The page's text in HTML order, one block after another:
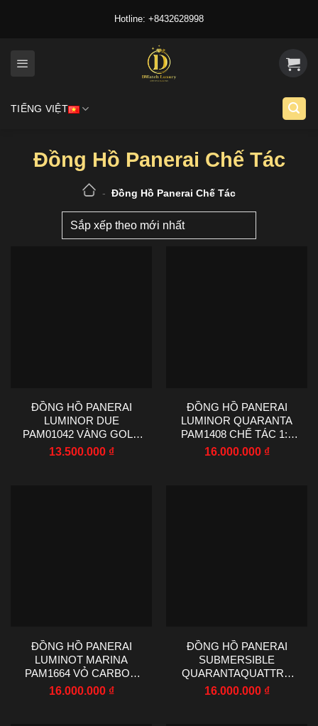
Hotline: +8432628998
TIẾNG VIỆT
Đồng Hồ Panerai Chế Tác
- Đồng Hồ Panerai Chế Tác
ĐỒNG HỒ PANERAI
LUMINOR DUE
PAM01042 VÀNG GOLD
REPLICA 1:1 NHÀ MÁY
13.500.000 ₫
ĐỒNG HỒ PANERAI
LUMINOR QUARANTA
PAM1408 CHẾ TÁC 1:1
MẶT XANH DÂY VẢI NHÀ
16.000.000 ₫
ĐỒNG HỒ PANERAI
LUMINOT MARINA
PAM1664 VỎ CARBON
REPLICA 1:1 XƯỞNG VS
16.000.000 ₫
ĐỒNG HỒ PANERAI
SUBMERSIBLE
QUARANTAQUATTRO
GMT NAVY SEALS
16.000.000 ₫